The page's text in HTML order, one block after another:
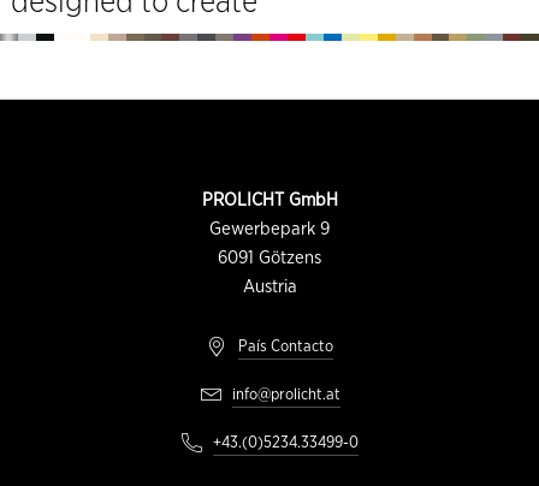
PROLICHT GmbH
Gewerbepark 9
6091 Götzens
Austria
País Contacto
info@prolicht.at
+43.(0)5234.33499-0